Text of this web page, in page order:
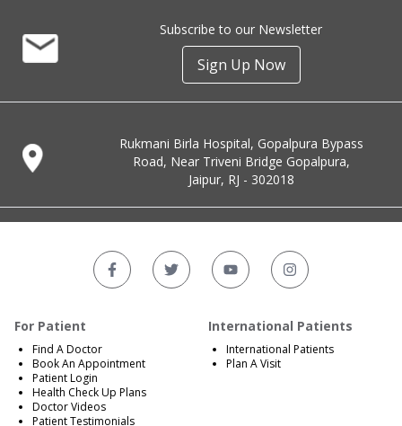
Subscribe to our Newsletter
Sign Up Now
Rukmani Birla Hospital, Gopalpura Bypass
Road, Near Triveni Bridge Gopalpura,
Jaipur, RJ - 302018
For Patient
Find A Doctor
Book An Appointment
Patient Login
Health Check Up Plans
Doctor Videos
Patient Testimonials
International Patients
International Patients
Plan A Visit